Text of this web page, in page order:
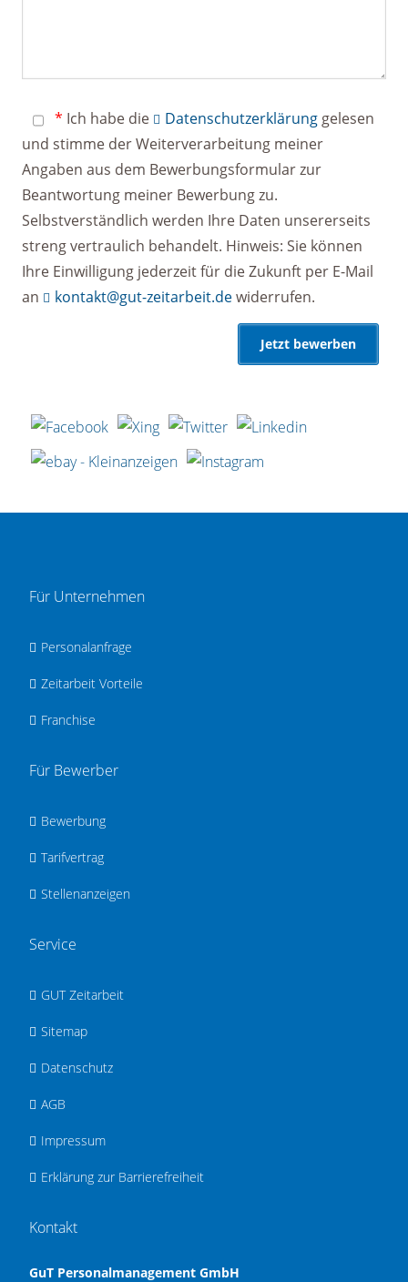
* Ich habe die Datenschutzerklärung gelesen
und stimme der Weiterverarbeitung meiner
Angaben aus dem Bewerbungsformular zur
Beantwortung meiner Bewerbung zu.
Selbstverständlich werden Ihre Daten unsererseits
streng vertraulich behandelt. Hinweis: Sie können
Ihre Einwilligung jederzeit für die Zukunft per E-Mail
an
kontakt@gut-zeitarbeit.dewiderrufen.
Für Unternehmen
Personalanfrage
Zeitarbeit Vorteile
Franchise
Für Bewerber
Bewerbung
Tarifvertrag
Stellenanzeigen
Service
GUT Zeitarbeit
Sitemap
Datenschutz
AGB
Impressum
Erklärung zur Barrierefreiheit
Kontakt
GuT Personalmanagement GmbH